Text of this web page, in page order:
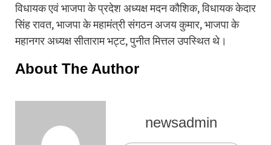
विधायक एवं भाजपा के प्रदेश अध्यक्ष मदन कौशिक, विधायक केदार
सिंह रावत, भाजपा के महामंत्री संगठन अजय कुमार, भाजपा के
महानगर अध्यक्ष सीताराम भट्ट, पुनीत मित्तल उपस्थित थे।
About The Author
newsadmin